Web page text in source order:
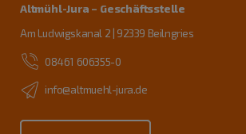
Altmühl-Jura – Geschäftsstelle
Am Ludwigskanal 2 | 92339 Beilngries
08461 606355-0
info@altmuehl-jura.de